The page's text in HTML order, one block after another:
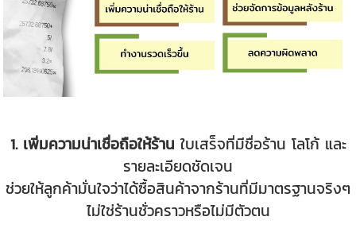
1. เพิ่มความน่าเชื่อถือให้ร้านใบเสร็จที่มีชื่อร้าน โลโก้ และ
รายละเอียดชัดเจน
ช่วยให้ลูกค้ามั่นใจว่าได้ซื้อสินค้าจากร้านที่มีมาตรฐานจริงๆ
ไม่ใช่ร้านชั่วคราวหรือไม่มีตัวตน